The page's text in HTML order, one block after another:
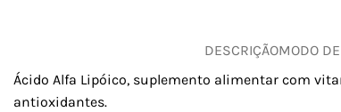
DESCRIÇÃOMODO
Ácido Alfa Lipóico, suplemento alimentar com
antioxidantes.